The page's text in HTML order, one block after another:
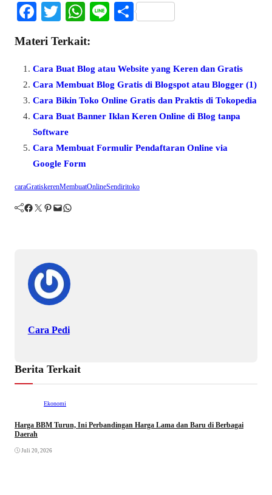
Fa
ce
bo
ok
T
tte
r
W
ts
A
pp
Li S
Materi Terkait:
Cara Buat Blog atau Website yang Keren dan Gratis
Cara Membuat Blog Gratis di Blogspot atau Blogger (1)
Cara Bikin Toko Online Gratis dan Praktis di Tokopedia
Cara Buat Banner Iklan Keren Online di Blog tanpa
Software
Cara Membuat Formulir Pendaftaran Online via
Google Form
caraGratiskerenMembuatOnlineSendiritoko
Facebook Twitter Pinterest Mail WhatsApp
Cara Pedi
Berita Terkait
Ekonomi
Harga BBM Turun, Ini Perbandingan Harga Lama dan Baru di Berbagai
Daerah
Juli 20, 2026